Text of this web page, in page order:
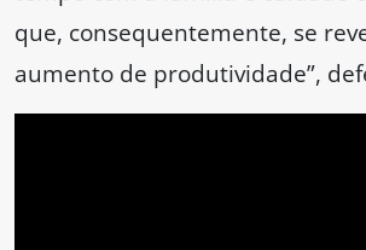
que, consequentemente, se
aumento de produtividade”,